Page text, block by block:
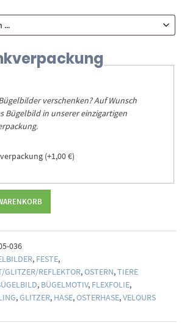
verschenken? Auf Wunsch
Bügelbild in unserer einzigartigen
(+1,00€)
036
, FESTE,
GLITZER/REFLEKTOR,OSTERN,TIERE
, BÜGELMOTIV, FLEXFOLIE,
,GLITZER, HASE,OSTERHASE,VELOURS